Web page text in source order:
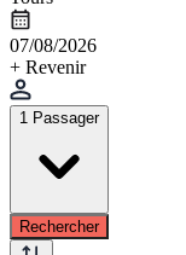
07/08/2026
+ Revenir
1 Passager
Rechercher